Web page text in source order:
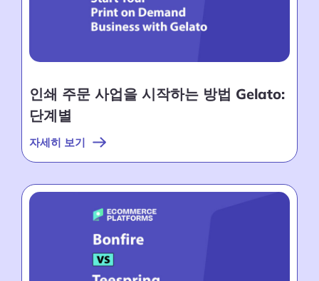
인쇄 주문 사업을 시작하는 방법 Gelato:
단계별
자세히 보기